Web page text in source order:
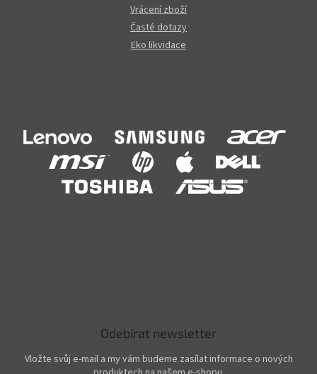
Vrácení zboží
Časté dotazy
Eko likvidace
Odebírat newsletter
Vložte svůj e-mail a my vám budeme zasílat informace o nových